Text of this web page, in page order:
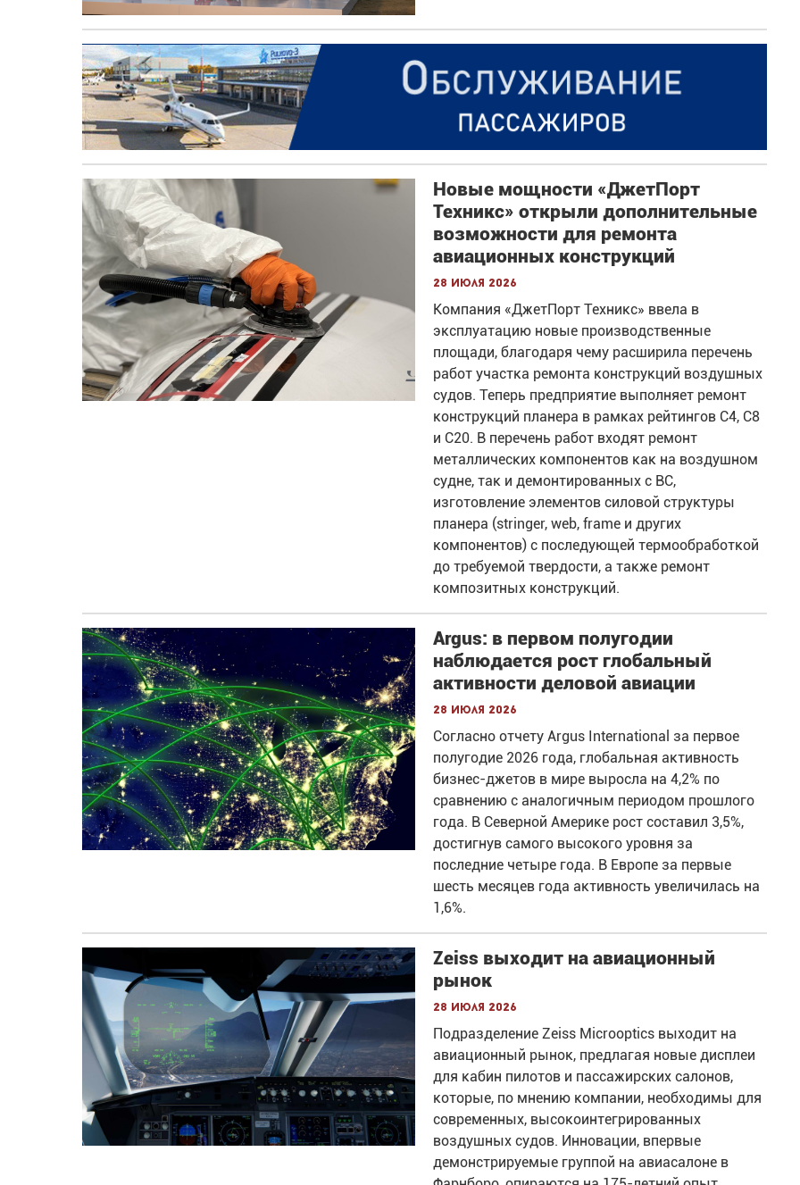
Новые мощности «ДжетПорт
Техникс» открыли дополнительные
возможности для ремонта
авиационных конструкций
28 июля 2026
Компания «ДжетПорт Техникс» ввела в
эксплуатацию новые производственные
площади, благодаря чему расширила перечень
работ участка ремонта конструкций воздушных
судов. Теперь предприятие выполняет ремонт
конструкций планера в рамках рейтингов С4, С8
и С20. В перечень работ входят ремонт
металлических компонентов как на воздушном
судне, так и демонтированных с ВС,
изготовление элементов силовой структуры
планера (stringer, web, frame и других
компонентов) с последующей термообработкой
до требуемой твердости, а также ремонт
композитных конструкций.
Argus: в первом полугодии
наблюдается рост глобальный
активности деловой авиации
28 июля 2026
Согласно отчету Argus International за первое
полугодие 2026 года, глобальная активность
бизнес-джетов в мире выросла на 4,2% по
сравнению с аналогичным периодом прошлого
года. В Северной Америке рост составил 3,5%,
достигнув самого высокого уровня за
последние четыре года. В Европе за первые
шесть месяцев года активность увеличилась на
1,6%.
Zeiss выходит на авиационный
рынок
28 июля 2026
Подразделение Zeiss Microoptics выходит на
авиационный рынок, предлагая новые дисплеи
для кабин пилотов и пассажирских салонов,
которые, по мнению компании, необходимы для
современных, высокоинтегрированных
воздушных судов. Инновации, впервые
демонстрируемые группой на авиасалоне в